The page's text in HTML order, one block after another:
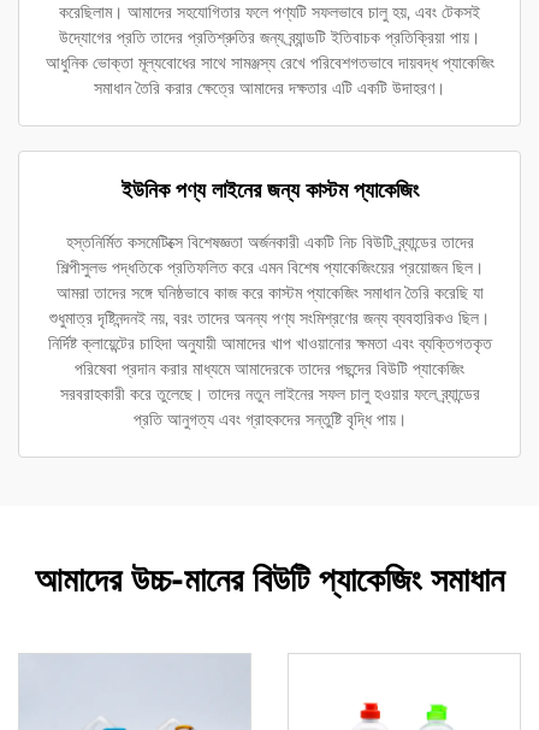
করেছিলাম। আমাদের সহযোগিতার ফলে পণ্যটি সফলভাবে চালু হয়, এবং টেকসই
উদ্যোগের প্রতি তাদের প্রতিশ্রুতির জন্য ব্র্যান্ডটি ইতিবাচক প্রতিক্রিয়া পায়।
আধুনিক ভোক্তা মূল্যবোধের সাথে সামঞ্জস্য রেখে পরিবেশগতভাবে দায়বদ্ধ প্যাকেজিং
সমাধান তৈরি করার ক্ষেত্রে আমাদের দক্ষতার এটি একটি উদাহরণ।
ইউনিক পণ্য লাইনের জন্য কাস্টম প্যাকেজিং
হস্তনির্মিত কসমেটিক্সে বিশেষজ্ঞতা অর্জনকারী একটি নিচ বিউটি ব্র্যান্ডের তাদের
শিল্পীসুলভ পদ্ধতিকে প্রতিফলিত করে এমন বিশেষ প্যাকেজিংয়ের প্রয়োজন ছিল।
আমরা তাদের সঙ্গে ঘনিষ্ঠভাবে কাজ করে কাস্টম প্যাকেজিং সমাধান তৈরি করেছি যা
শুধুমাত্র দৃষ্টিনন্দনই নয়, বরং তাদের অনন্য পণ্য সংমিশ্রণের জন্য ব্যবহারিকও ছিল।
নির্দিষ্ট ক্লায়েন্টের চাহিদা অনুযায়ী আমাদের খাপ খাওয়ানোর ক্ষমতা এবং ব্যক্তিগতকৃত
পরিষেবা প্রদান করার মাধ্যমে আমাদেরকে তাদের পছন্দের বিউটি প্যাকেজিং
সরবরাহকারী করে তুলেছে। তাদের নতুন লাইনের সফল চালু হওয়ার ফলে ব্র্যান্ডের
প্রতি আনুগত্য এবং গ্রাহকদের সন্তুষ্টি বৃদ্ধি পায়।
আমাদের উচ্চ-মানের বিউটি প্যাকেজিং সমাধান